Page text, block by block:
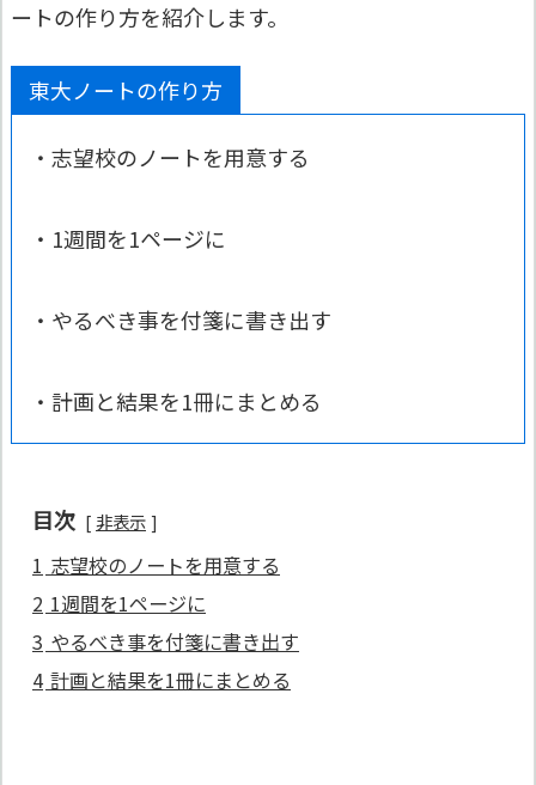
ートの作り方を紹介します。
東大ノートの作り方
・志望校のノートを用意する
・1週間を1ページに
・やるべき事を付箋に書き出す
・計画と結果を1冊にまとめる
目次 非表示
1 志望校のノートを用意する
2 1週間を1ページに
3 やるべき事を付箋に書き出す
4 計画と結果を1冊にまとめる